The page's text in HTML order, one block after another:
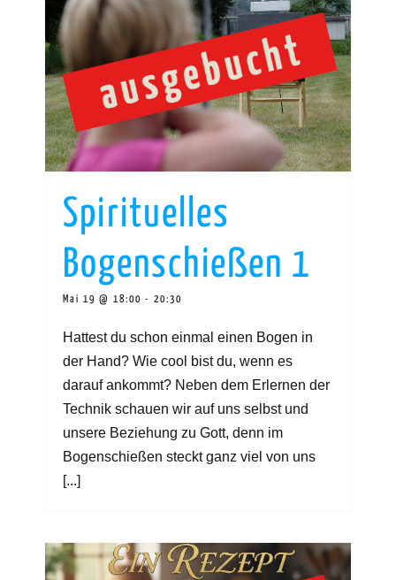
Spirituelles
Bogenschießen 1
Mai 19 @ 18:00 - 20:30
Hattest du schon einmal einen Bogen in
der Hand? Wie cool bist du, wenn es
darauf ankommt? Neben dem Erlernen der
Technik schauen wir auf uns selbst und
unsere Beziehung zu Gott, denn im
Bogenschießen steckt ganz viel von uns
[...]